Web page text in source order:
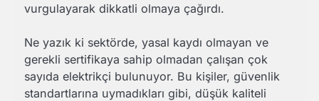
vurgulayarak dikkatli olmaya çağırdı.
Ne yazık ki sektörde, yasal kaydı olmayan ve
gerekli sertifikaya sahip olmadan çalışan çok
sayıda elektrikçi bulunuyor. Bu kişiler, güvenlik
standartlarına uymadıkları gibi, düşük kaliteli